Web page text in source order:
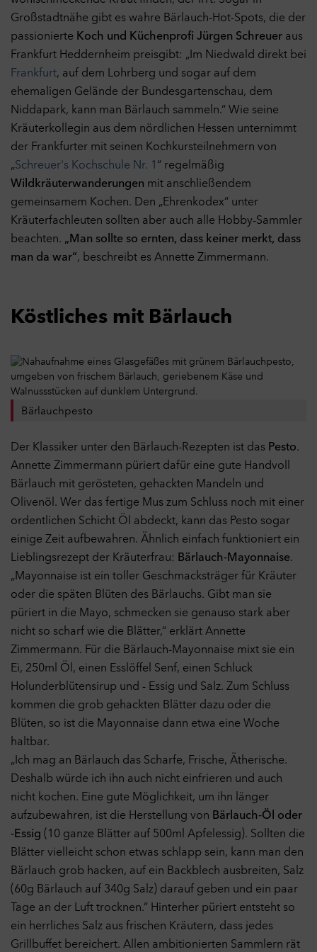
Großstadtnähe gibt es wahre Bärlauch-Hot-Spots, die der
passionierte Koch und Küchenprofi Jürgen Schreuer aus
Frankfurt Heddernheim preisgibt: „Im Niedwald direkt bei
Frankfurt, auf dem Lohrberg und sogar auf dem
ehemaligen Gelände der Bundesgartenschau, dem
Niddapark, kann man Bärlauch sammeln.“ Wie seine
Kräuterkollegin aus dem nördlichen Hessen unternimmt
der Frankfurter mit seinen Kochkursteilnehmern von
„Schreuer's Kochschule Nr. 1 “ regelmäßig
Wildkräuterwanderungen mit anschließendem
gemeinsamem Kochen. Den „Ehrenkodex“ unter
Kräuterfachleuten sollten aber auch alle Hobby-Sammler
beachten. „Man sollte so ernten, dass keiner merkt, dass
man da war“, beschreibt es Annette Zimmermann.
Köstliches mit Bärlauch
Bärlauchpesto
Der Klassiker unter den Bärlauch-Rezepten ist das Pesto.
Annette Zimmermann püriert dafür eine gute Handvoll
Bärlauch mit gerösteten, gehackten Mandeln und
Olivenöl. Wer das fertige Mus zum Schluss noch mit einer
ordentlichen Schicht Öl abdeckt, kann das Pesto sogar
einige Zeit aufbewahren. Ähnlich einfach funktioniert ein
Lieblingsrezept der Kräuterfrau: Bärlauch-Mayonnaise.
„Mayonnaise ist ein toller Geschmacksträger für Kräuter
oder die späten Blüten des Bärlauchs. Gibt man sie
püriert in die Mayo, schmecken sie genauso stark aber
nicht so scharf wie die Blätter,“ erklärt Annette
Zimmermann. Für die Bärlauch-Mayonnaise mixt sie ein
Ei, 250ml Öl, einen Esslöffel Senf, einen Schluck
Holunderblütensirup und - Essig und Salz. Zum Schluss
kommen die grob gehackten Blätter dazu oder die
Blüten, so ist die Mayonnaise dann etwa eine Woche
haltbar.
„Ich mag an Bärlauch das Scharfe, Frische, Ätherische.
Deshalb würde ich ihn auch nicht einfrieren und auch
nicht kochen. Eine gute Möglichkeit, um ihn länger
aufzubewahren, ist die Herstellung von Bärlauch-Öl oder
-Essig (10 ganze Blätter auf 500ml Apfelessig). Sollten die
Blätter vielleicht schon etwas schlapp sein, kann man den
Bärlauch grob hacken, auf ein Backblech ausbreiten, Salz
(60g Bärlauch auf 340g Salz) darauf geben und ein paar
Tage an der Luft trocknen.“ Hinterher püriert entsteht so
ein herrliches Salz aus frischen Kräutern, dass jedes
Grillbuffet bereichert. Allen ambitionierten Sammlern rät
Datenschutzeinstellungen
Hier können Sie Ihre Datenschutz- und
Privatsphäreeinstellungen anpassen. Weitere Informationen
finden Sie in unsererDatenschutzerklärung
Notwendige Cookies
Technisch notwendige Cookies helfen dabei eine Webseite
nutzbar zu machen, indem sie Grundfunktionen wie
Seitennavigation und Zugriff auf sichere Bereiche der Webseite
ermöglichen. Die Webseite kann ohne diese Cookies nicht